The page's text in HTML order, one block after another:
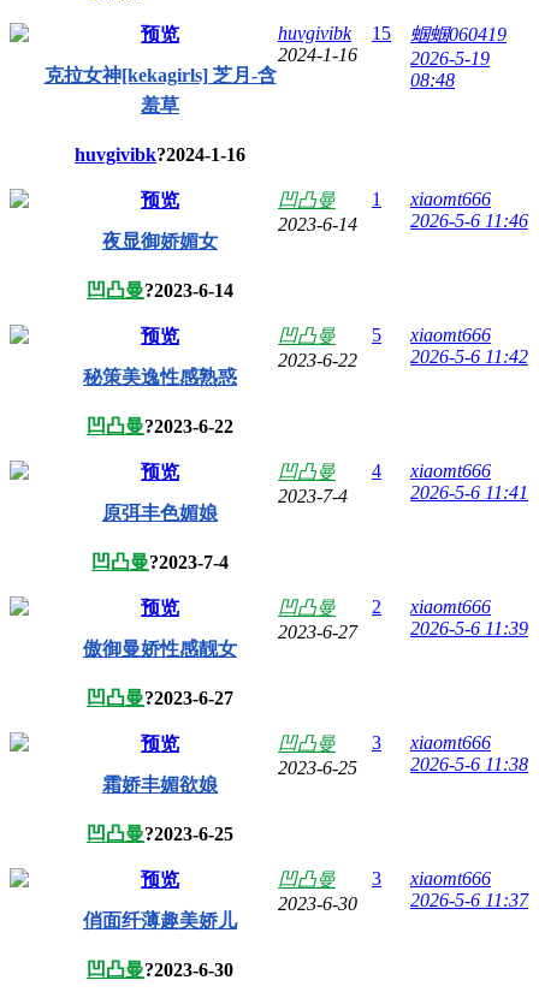
预览
克拉女神[kekagirls] 芝月-含
羞草
huvgivibk?2024-1-16
huvgivibk
2024-1-16
15
蝈蝈060419
2026-5-19
08:48
预览
夜显御娇媚女
凹凸曼?2023-6-14
凹凸曼
2023-6-14
1
xiaomt666
2026-5-6 11:46
预览
秘策美逸性感熟惑
凹凸曼?2023-6-22
凹凸曼
2023-6-22
5
xiaomt666
2026-5-6 11:42
预览
原弭丰色媚娘
凹凸曼?2023-7-4
凹凸曼
2023-7-4
4
xiaomt666
2026-5-6 11:41
预览
傲御曼娇性感靓女
凹凸曼?2023-6-27
凹凸曼
2023-6-27
2
xiaomt666
2026-5-6 11:39
预览
霜娇丰媚欲娘
凹凸曼?2023-6-25
凹凸曼
2023-6-25
3
xiaomt666
2026-5-6 11:38
预览
俏面纤薄趣美娇儿
凹凸曼?2023-6-30
凹凸曼
2023-6-30
3
xiaomt666
2026-5-6 11:37